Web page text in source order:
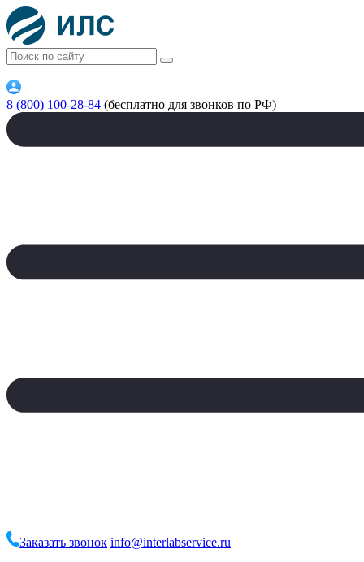
8 (800) 100-28-84 (бесплатно для звонков по РФ)
Заказать звонок info@interlabservice.ru